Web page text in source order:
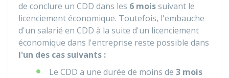
de conclure un CDD dans les 6 moissuivant le
licenciement économique. Toutefois, l'embauche
d'un salarié en CDD à la suite d'un licenciement
économique dans l'entreprise reste possible dans
l'un des cas suivants :
Le CDD a une durée de moins de 3 mois